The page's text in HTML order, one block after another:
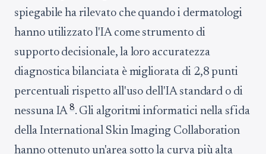
spiegabile ha rilevato che quando i dermatologi
hanno utilizzato l'IA come strumento di
supporto decisionale, la loro accuratezza
diagnostica bilanciata è migliorata di 2,8 punti
percentuali rispetto all'uso dell'IA standard o di
nessuna IA8. Gli algoritmi informatici nella sfida
della International Skin Imaging Collaboration
hanno ottenuto un'area sotto la curva più alta